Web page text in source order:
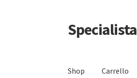
Vai
alla
Vai
al
Shop Carrello